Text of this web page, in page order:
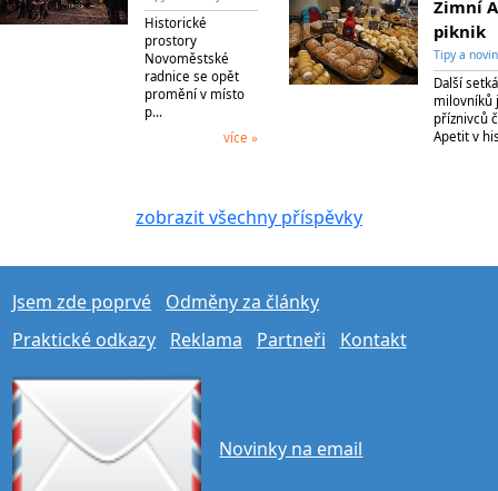
Historické
prostory
Novoměstské
radnice se opět
promění v místo
p…
více »
Zimní
piknik
Tipy a
Další
milovníků
příznivců
Apetit v
zobrazit všechny příspěvky
Jsem zde poprvé
Odměny za články
Praktické odkazy
Reklama Partneři Kontakt
Novinky na email